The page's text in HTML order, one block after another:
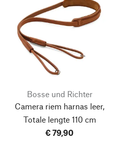
Bosse und Richter
Camera riem harnas leer,
Totale lengte 110 cm
€ 79,90